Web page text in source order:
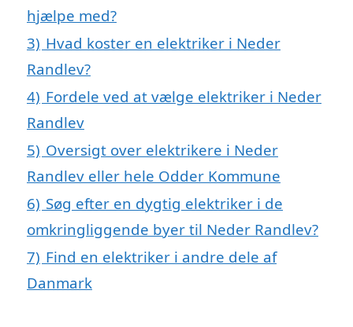
hjælpe med?
3) Hvad koster en elektriker i Neder
Randlev?
4) Fordele ved at vælge elektriker i Neder
Randlev
5) Oversigt over elektrikere i Neder
Randlev eller hele Odder Kommune
6) Søg efter en dygtig elektriker i de
omkringliggende byer til Neder Randlev?
7) Find en elektriker i andre dele af
Danmark